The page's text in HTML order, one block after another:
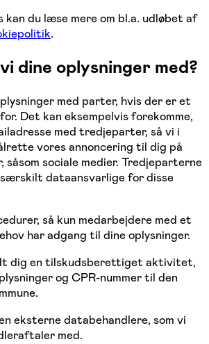
kan du læse mere om bl.a. udløbet af
.
dine oplysninger med?
med parter, hvis der er et
Det kan eksempelvis forekomme,
med tredjeparter, så vi i
vores annoncering til dig på
såsom sociale medier. Tredjeparterne
dataansvarlige for disse
så kun medarbejdere med et
har adgang til dine oplysninger.
dig en tilskudsberettiget aktivitet,
og CPR-nummer til den
eksterne databehandlere, som vi
med.